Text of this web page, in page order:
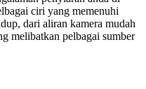
ciri yang memenuhi
dari aliran kamera mudah
melibatkan pelbagai sumber